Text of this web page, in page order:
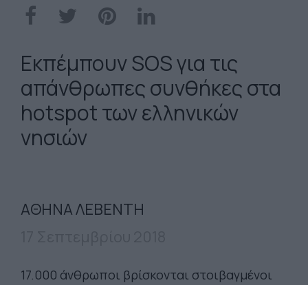
Εκπέμπουν SOS για τις
απάνθρωπες συνθήκες στα
hotspot των ελληνικών
νησιών
ΑΘΗΝΑ ΛΕΒΕΝΤΗ
17.000 άνθρωποι βρίσκονται στοιβαγμένοι